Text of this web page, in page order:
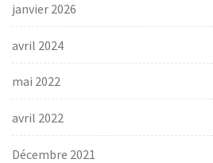
janvier 2026
avril 2024
mai 2022
avril 2022
Décembre 2021